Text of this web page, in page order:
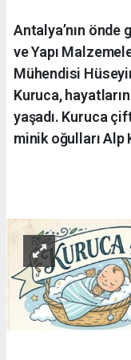
Antalya’nın önde
ve Yapı
Mühendisi
Kuruca,
yaşadı. Kuruca
minik oğulları Alp